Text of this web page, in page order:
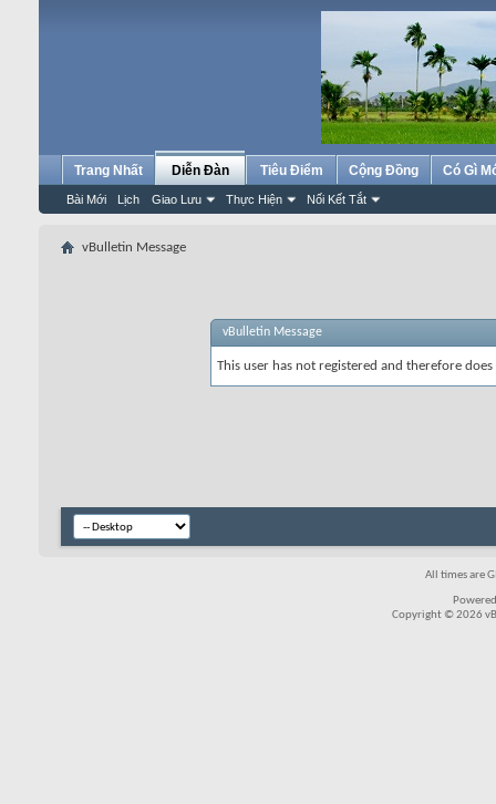
Trang Nhất Diễn Đàn
Bài Mới Lịch Giao Lưu Thực Hiện Nối Kết Tắt
Tiêu Điểm Cộng Đồng Có Gì
vBulletin Message
vBulletin Message
This user has not registered and therefore
All times are
Copyright © 2026